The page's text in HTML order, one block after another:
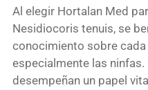
Al elegir Hortalan Med
Nesidiocoris tenuis, se
conocimiento sobre
especialmente las
desempeñan un papel